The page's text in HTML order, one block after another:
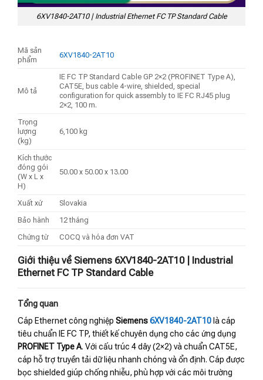
6XV1840-2AT10 | Industrial Ethernet FC TP Standard Cable
Mã sản
phẩm
6XV1840-2AT10
Mô tả
IE FC TP Standard Cable GP 2×2 (PROFINET Type A),
CAT5E, bus cable 4-wire, shielded, special
configuration for quick assembly to IE FC RJ45 plug
2×2, 100 m.
Trọng
lượng
(kg)
6,100 kg
Kích thước
đóng gói
(W x L x
H)
50.00 x 50.00 x 13.00
Xuất xứ
Slovakia
Bảo hành
12 tháng
Chứng từ
COCQ và hóa đơn VAT
Giới thiệu về Siemens 6XV1840-2AT10 | Industrial
Ethernet FC TP Standard Cable
Tổng quan
Cáp Ethernet công nghiệp Siemens6XV1840-2AT10 là cáp
tiêu chuẩn IE FC TP, thiết kế chuyên dụng cho các ứng dụng
PROFINET Type A. Với cấu trúc 4 dây (2×2) và chuẩn CAT5E,
cáp hỗ trợ truyền tải dữ liệu nhanh chóng và ổn định. Cáp được
bọc shielded giúp chống nhiễu, phù hợp với các môi trường